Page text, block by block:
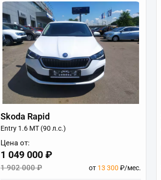
Skoda Rapid
Entry 1.6 MT (90 л.с.)
Цена от:
1 049 000 ₽
1 902 000 ₽ от 13 300 ₽/мес.